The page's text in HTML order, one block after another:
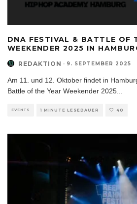
DNA FESTIVAL & BATTLE OF
WEEKENDER 2025 IN
REDAKTION · 9. SEPTEMBER 2025
Am 11. und 12. Oktober findet in
Battle of the Year Weekender 2025
EVENTS 1 MINUTE LESEDAUER 40